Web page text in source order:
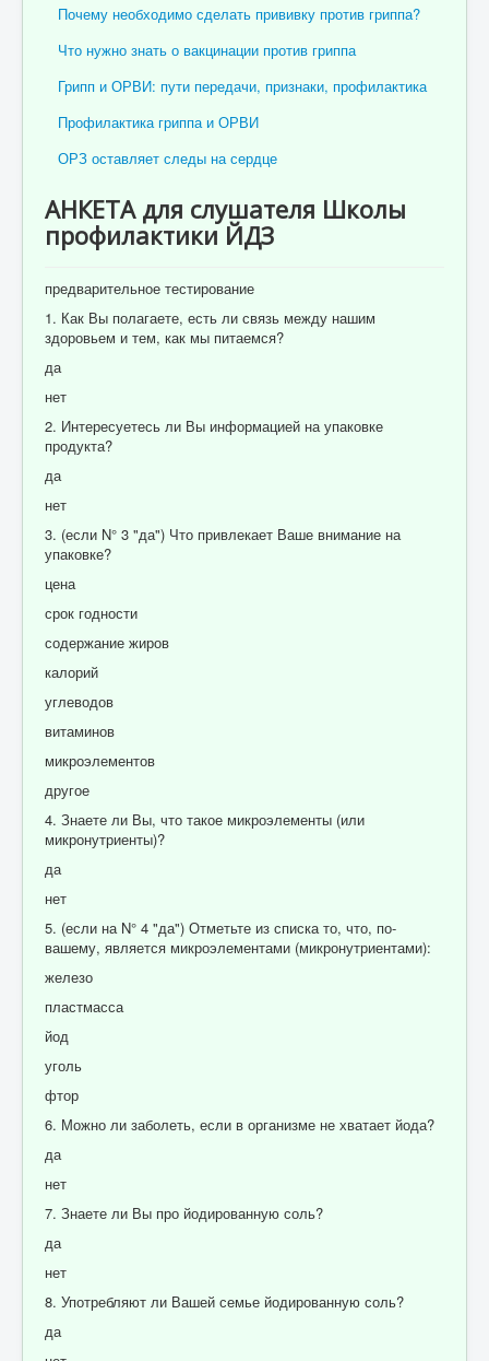
Почему необходимо сделать прививку против гриппа?
Что нужно знать о вакцинации против гриппа
Грипп и ОРВИ: пути передачи, признаки, профилактика
Профилактика гриппа и ОРВИ
ОРЗ оставляет следы на сердце
АНКЕТА для слушателя Школы
профилактики ЙДЗ
предварительное тестирование
1. Как Вы полагаете, есть ли связь между нашим
здоровьем и тем, как мы питаемся?
да
нет
2. Интересуетесь ли Вы информацией на упаковке
продукта?
да
нет
3. (если N° 3 "да") Что привлекает Ваше внимание на
упаковке?
цена
срок годности
содержание жиров
калорий
углеводов
витаминов
микроэлементов
другое
4. Знаете ли Вы, что такое микроэлементы (или
микронутриенты)?
да
нет
5. (если на N° 4 "да") Отметьте из списка то, что, по-
вашему, является микроэлементами (микронутриентами):
железо
пластмасса
йод
уголь
фтор
6. Можно ли заболеть, если в организме не хватает йода?
да
нет
7. Знаете ли Вы про йодированную соль?
да
нет
8. Употребляют ли Вашей семье йодированную соль?
да